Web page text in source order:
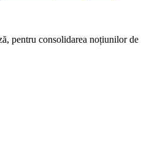
pentru consolidarea noțiunilor de